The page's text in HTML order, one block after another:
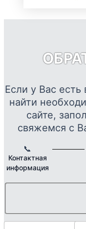
Если у Вас
найти
сайте,
свяжемся с
📞
Контактная
информация